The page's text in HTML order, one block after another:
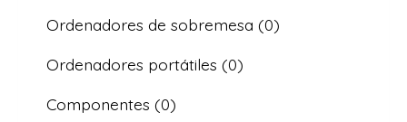
Ordenadores de sobremesa (0)
Ordenadores portátiles (0)
Componentes (0)